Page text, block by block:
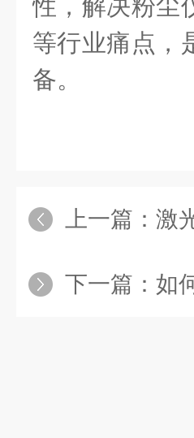
性，解决粉尘
等行业痛点，
备。
上一篇： 激光
下一篇： 如何